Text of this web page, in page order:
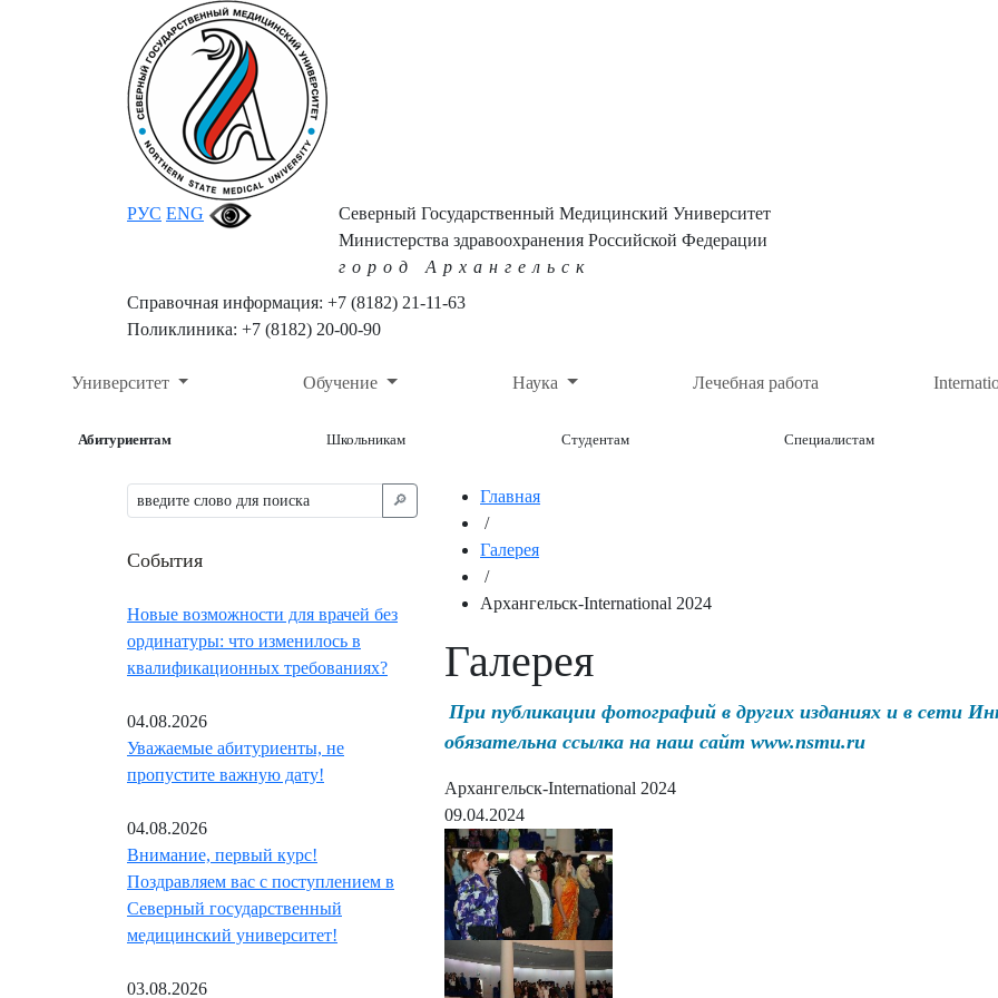
РУС ENG
Северный Государственный Медицинский Университет
Министерства здравоохранения Российской Федерации
город Архангельск
Справочная информация: +7 (8182) 21-11-63
Поликлиника: +7 (8182) 20-00-90
Университет Обучение Наука Лечебная работа
Абитуриентам Школьникам Студентам Специалистам
🔎︎
События
Новые возможности для врачей без
ординатуры: что изменилось в
квалификационных требованиях?
04.08.2026
Уважаемые абитуриенты, не
пропустите важную дату!
04.08.2026
Внимание, первый курс!
Поздравляем вас с поступлением в
Северный государственный
медицинский университет!
03.08.2026
Главная
/
Галерея
/
Архангельск-International 2024
Галерея
При публикации фотографий в других изданиях и в сети
обязательна ссылка на наш сайт www.nsmu.ru
Архангельск-International 2024
09.04.2024